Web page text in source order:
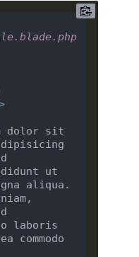
aliqua.
laboris